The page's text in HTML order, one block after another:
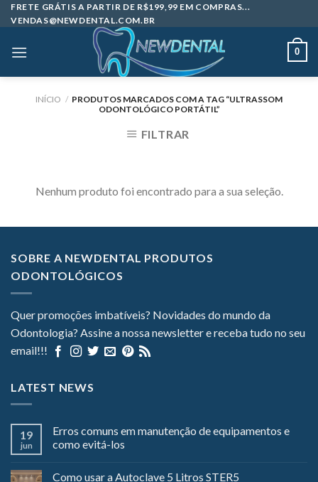
Skip
to
FRETE GRÁTIS A PARTIR DE R$199,99 EM COMPRAS...
VENDAS@NEWDENTAL.COM.BR
0
INÍCIO / PRODUTOS MARCADOS COM A TAG “ULTRASSOM
ODONTOLÓGICO PORTÁTIL”
FILTRAR
Nenhum produto foi encontrado para a sua seleção.
SOBRE A NEWDENTAL PRODUTOS
ODONTOLÓGICOS
Quer promoções imbatíveis? Novidades do mundo da
Odontologia? Assine a nossa newsletter e receba tudo no seu
email!!!
LATEST NEWS
19
jun
Erros comuns em manutenção de equipamentos e
como evitá-los
Como usar a Autoclave 5 Litros STER5